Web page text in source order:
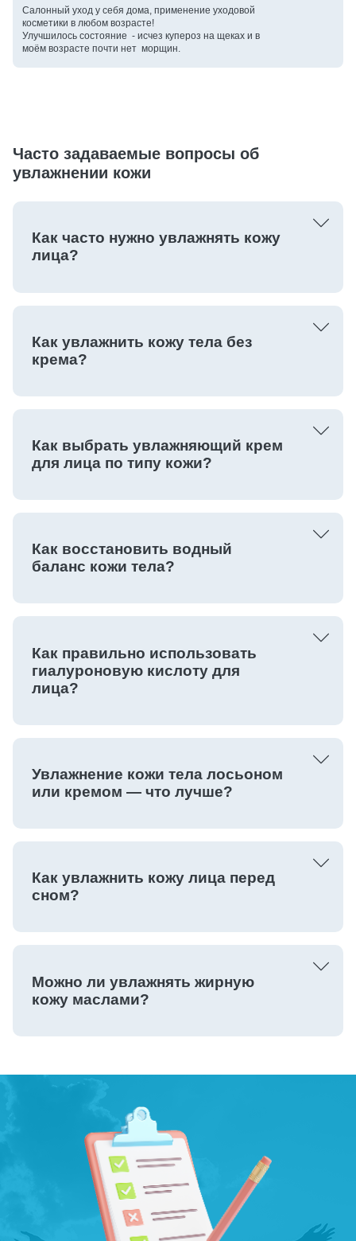
Салонный уход у себя дома, применение уходовой
косметики в любом возрасте!
Улучшилось состояние - исчез купероз на щеках и в
моём возрасте почти нет морщин.
Часто задаваемые вопросы об
увлажнении кожи
Как часто нужно увлажнять кожу
лица?
Как увлажнить кожу тела без
крема?
Как выбрать увлажняющий крем
для лица по типу кожи?
Как восстановить водный
баланс кожи тела?
Как правильно использовать
гиалуроновую кислоту для
лица?
Увлажнение кожи тела лосьоном
или кремом — что лучше?
Как увлажнить кожу лица перед
сном?
Можно ли увлажнять жирную
кожу маслами?